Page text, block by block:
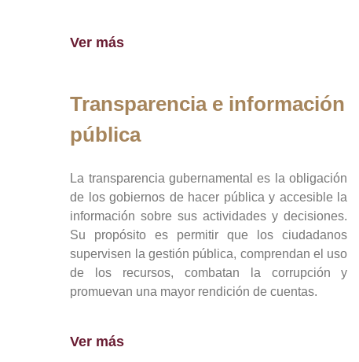
Ver más
Transparencia e información
pública
La transparencia gubernamental es la obligación
de los gobiernos de hacer pública y accesible la
información sobre sus actividades y decisiones.
Su propósito es permitir que los ciudadanos
supervisen la gestión pública, comprendan el uso
de los recursos, combatan la corrupción y
promuevan una mayor rendición de cuentas.
Ver más